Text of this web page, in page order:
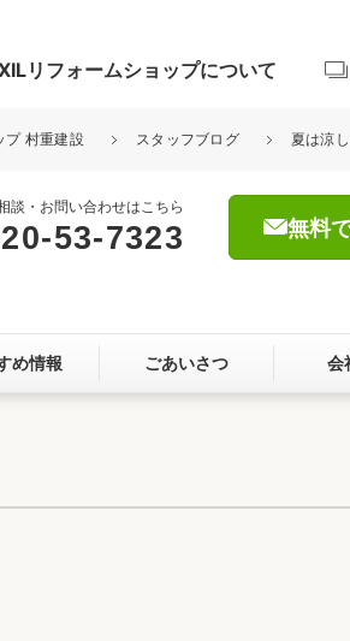
屋根・外壁
リフォームショップについて
らしをつくる、価値・性能向上
プ 村重建設 スタッフブログ 夏は涼しく、冬は暖
談・お問い合わせはこちら
53-7323 無料
め情報 ごあいさつ 会